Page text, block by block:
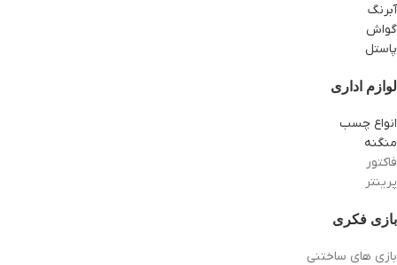
آبرنگ
گواش
پاستل
لوازم اداری
انواع چسب
منگنه
فاکتور
پرینتر
بازی فکری
بازی های ساختنی